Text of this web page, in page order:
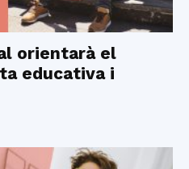
orientarà el
educativa i